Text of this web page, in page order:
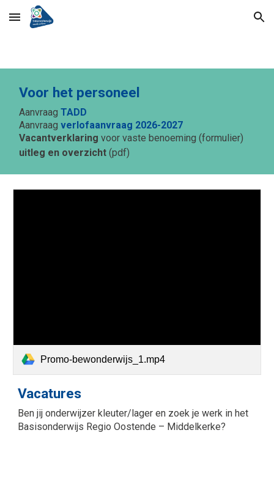
Skip to main content Skip to navigation
Voor het personeel
Aanvraag TADD
Aanvraag verlofaanvraag 2026-2027
Vacantverklaring voor vaste benoeming (formulier)
uitleg en overzicht(pdf)
Promo-bewonderwijs_1.mp4
Vacatures
Ben jij onderwijzer kleuter/lager en zoek je werk in het
Basisonderwijs Regio Oostende – Middelkerke?